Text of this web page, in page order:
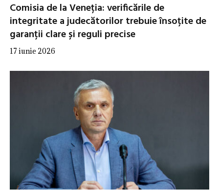
Comisia de la Veneția: verificările de
integritate a judecătorilor trebuie însoțite de
garanții clare și reguli precise
17 iunie 2026